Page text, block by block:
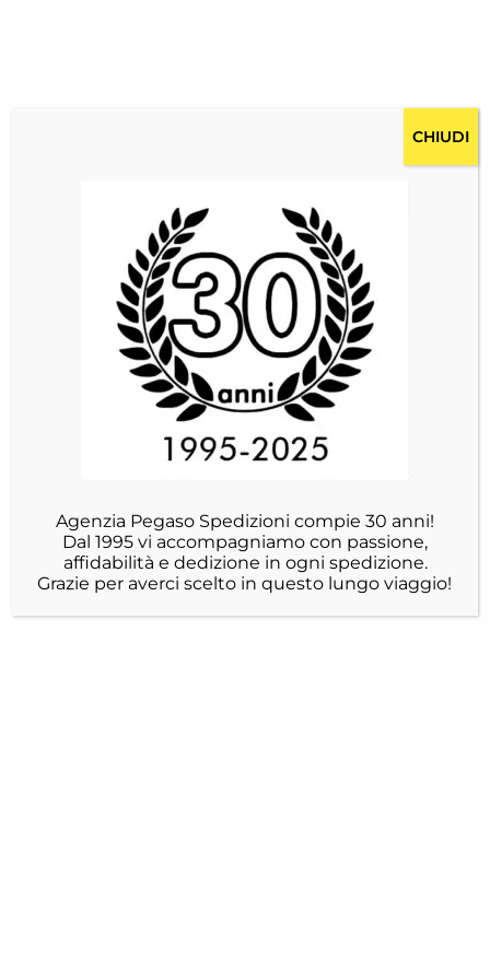
Agenzia Pegaso Spedizioni compie 30 anni!
Dal 1995 vi accompagniamo con passione,
affidabilità e dedizione in ogni spedizione.
Grazie per averci scelto in questo lungo viaggio!
CHIUDI